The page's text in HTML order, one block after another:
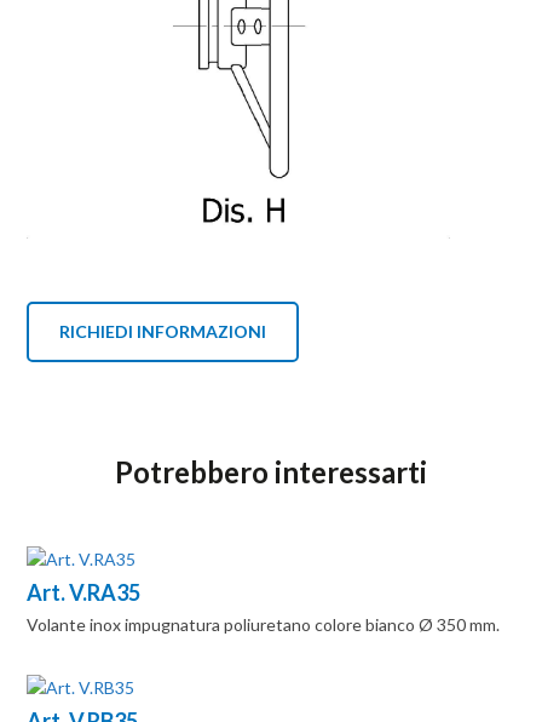
RICHIEDI INFORMAZIONI
Potrebbero interessarti
Art. V.RA35
Volante inox impugnatura poliuretano colore bianco Ø 350 mm.